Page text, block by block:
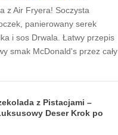
z Air Fryera! Soczysta
panierowany serek
i sos Drwala. Łatwy przepis
smak McDonald's przez cały
z Pistacjami –
Deser Krok po